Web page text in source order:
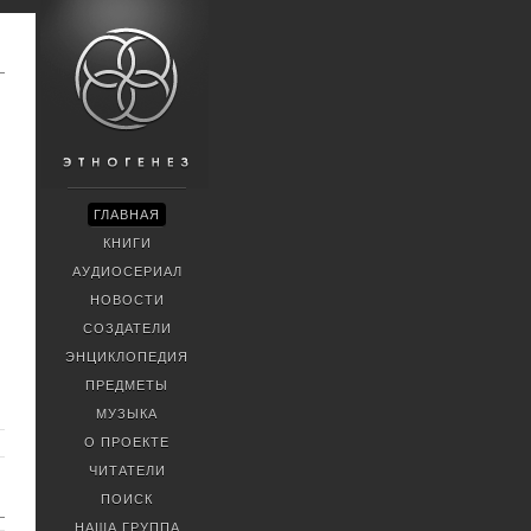
ГЛАВНАЯ
КНИГИ
АУДИОСЕРИАЛ
НОВОСТИ
СОЗДАТЕЛИ
ЭНЦИКЛОПЕДИЯ
ПРЕДМЕТЫ
МУЗЫКА
О ПРОЕКТЕ
ЧИТАТЕЛИ
ПОИСК
НАША ГРУППА